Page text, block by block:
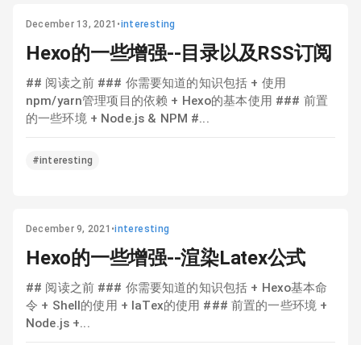
December 13, 2021 •interesting
Hexo的一些增强--目录以及RSS订阅
## 阅读之前 ### 你需要知道的知识包括 + 使用
npm/yarn管理项目的依赖 + Hexo的基本使用 ### 前置
的一些环境 + Node.js & NPM #...
#interesting
December 9, 2021 •interesting
Hexo的一些增强--渲染Latex公式
## 阅读之前 ### 你需要知道的知识包括 + Hexo基本命
令 + Shell的使用 + laTex的使用 ### 前置的一些环境 +
Node.js +...